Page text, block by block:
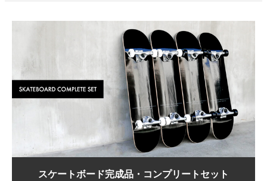
スケートボード完成品・コンプリートセット